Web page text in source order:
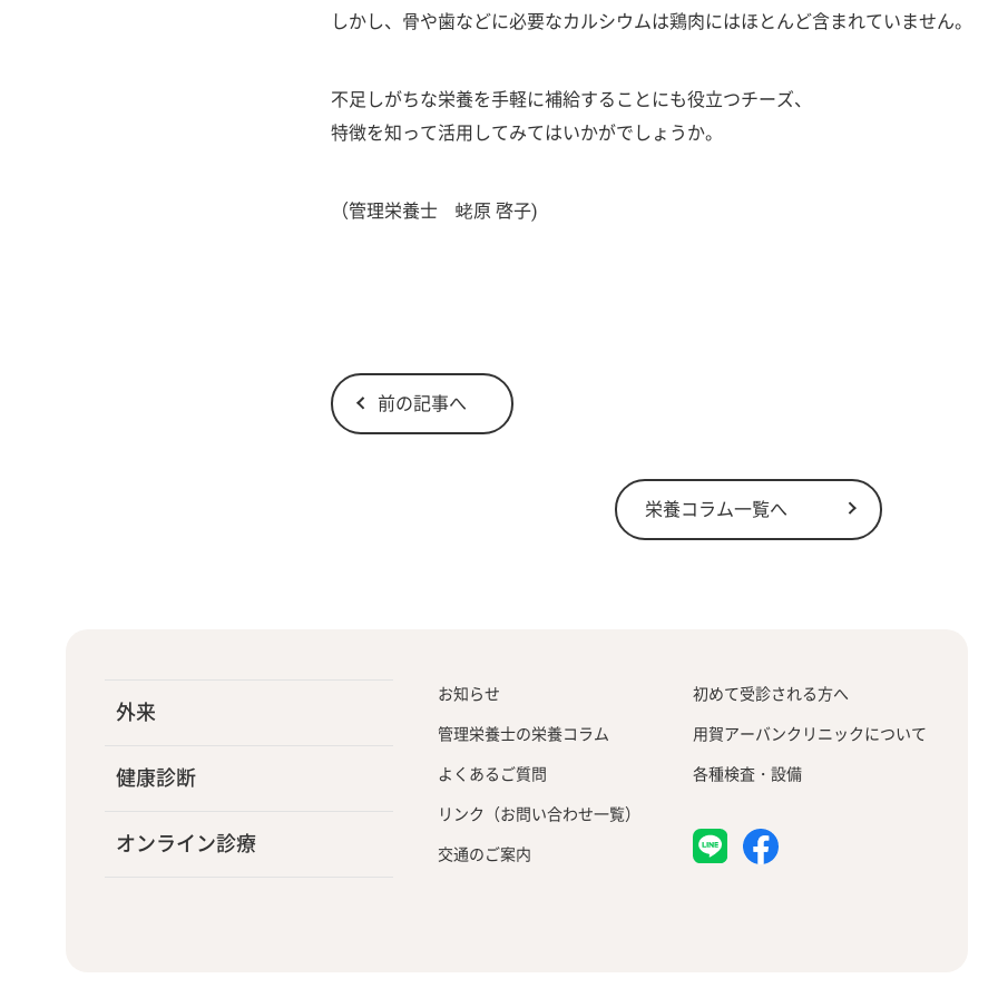
しかし、骨や歯などに必要なカルシウムは鶏肉にはほとんど含まれていません。
不足しがちな栄養を手軽に補給することにも役立つチーズ、
特徴を知って活用してみてはいかがでしょうか。
（管理栄養士 蛯原 啓子)
前の記事へ
栄養コラム一覧へ
外来
健康診断
オンライン診療
お知らせ
管理栄養士の栄養コラム
よくあるご質問
リンク（お問い合わせ一覧）
交通のご案内
初めて受診される方へ
用賀アーバンクリニックについて
各種検査・設備